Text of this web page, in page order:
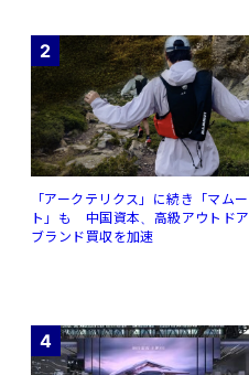
2
「アークテリクス」に続き「マムー
ト」も 中国資本、高級アウトドア
ブランド買収を加速
4